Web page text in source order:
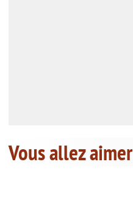
Vous allez aimer